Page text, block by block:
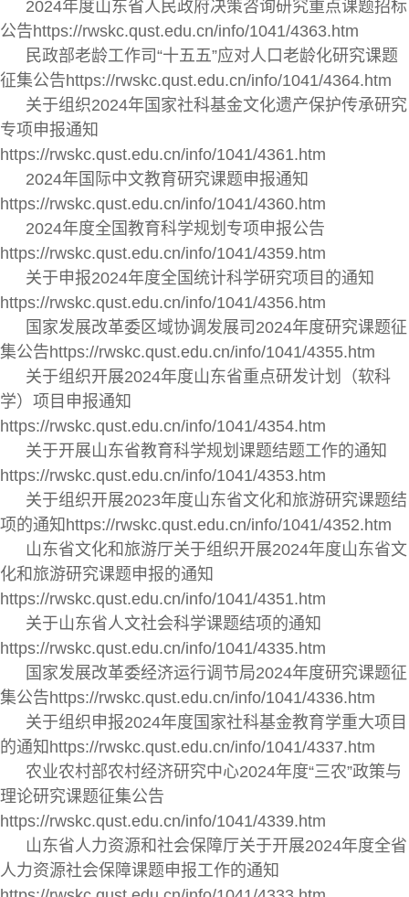
2024年度山东省人民政府决策咨询研究重点课题招标
公告https://rwskc.qust.edu.cn/info/1041/4363.htm
民政部老龄工作司“十五五”应对人口老龄化研究课题
征集公告https://rwskc.qust.edu.cn/info/1041/4364.htm
关于组织2024年国家社科基金文化遗产保护传承研究
专项申报通知
https://rwskc.qust.edu.cn/info/1041/4361.htm
2024年国际中文教育研究课题申报通知
https://rwskc.qust.edu.cn/info/1041/4360.htm
2024年度全国教育科学规划专项申报公告
https://rwskc.qust.edu.cn/info/1041/4359.htm
关于申报2024年度全国统计科学研究项目的通知
https://rwskc.qust.edu.cn/info/1041/4356.htm
国家发展改革委区域协调发展司2024年度研究课题征
集公告https://rwskc.qust.edu.cn/info/1041/4355.htm
关于组织开展2024年度山东省重点研发计划（软科
学）项目申报通知
https://rwskc.qust.edu.cn/info/1041/4354.htm
关于开展山东省教育科学规划课题结题工作的通知
https://rwskc.qust.edu.cn/info/1041/4353.htm
关于组织开展2023年度山东省文化和旅游研究课题结
项的通知https://rwskc.qust.edu.cn/info/1041/4352.htm
山东省文化和旅游厅关于组织开展2024年度山东省文
化和旅游研究课题申报的通知
https://rwskc.qust.edu.cn/info/1041/4351.htm
关于山东省人文社会科学课题结项的通知
https://rwskc.qust.edu.cn/info/1041/4335.htm
国家发展改革委经济运行调节局2024年度研究课题征
集公告https://rwskc.qust.edu.cn/info/1041/4336.htm
关于组织申报2024年度国家社科基金教育学重大项目
的通知https://rwskc.qust.edu.cn/info/1041/4337.htm
农业农村部农村经济研究中心2024年度“三农”政策与
理论研究课题征集公告
https://rwskc.qust.edu.cn/info/1041/4339.htm
山东省人力资源和社会保障厅关于开展2024年度全省
人力资源社会保障课题申报工作的通知